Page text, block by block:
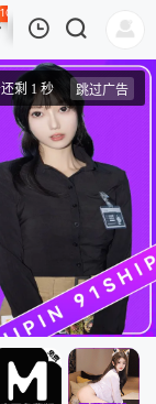
101
热榜 APP